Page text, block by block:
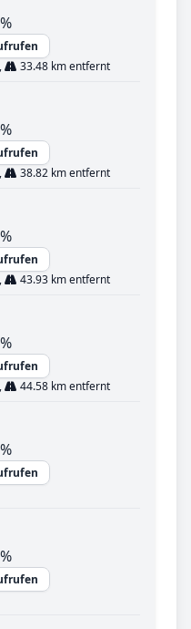
33.48 km entfernt
38.82 km entfernt
43.93 km entfernt
44.58 km entfernt